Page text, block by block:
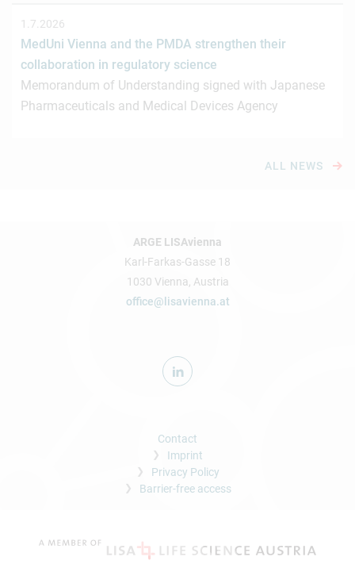
1.7.2026
MedUni Vienna and the PMDA strengthen their
collaboration in regulatory science
Memorandum of Understanding signed with Japanese
Pharmaceuticals and Medical Devices Agency
ALL NEWS
ARGE LISAvienna
Karl-Farkas-Gasse 18
1030 Vienna, Austria
office@lisavienna.at
Contact
Imprint
Privacy Policy
Barrier-free access